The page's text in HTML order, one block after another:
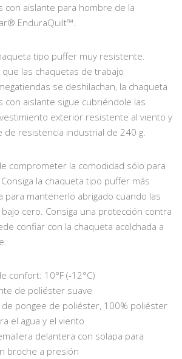
con aislante para hombre de la
EnduraQuilt™.
tipo puffer muy resistente.
las chaquetas de trabajo
se deshilachan, la chaqueta
con aislante sigue cubriéndole las
exterior resistente al viento y
de resistencia industrial de 240 g.
comprometer la comodidad sólo para
la chaqueta tipo puffer más
para mantenerlo abrigado cuando las
cero. Consiga una protección contra
confiar con la chaqueta acolchada a
confort: 10°F (-12°C)
de poliéster suave
de pongee de poliéster, 100% poliéster
el agua y el viento
delantera con solapa para
broche a presión